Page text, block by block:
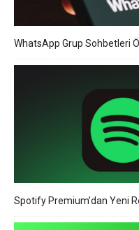
WhatsApp Grup Sohbetleri
Spotify Premium’dan Yeni